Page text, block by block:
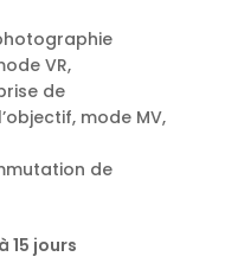
VR,
de
mode MV,
de
15 jours